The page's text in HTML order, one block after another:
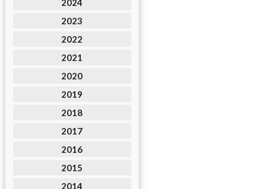
2024
2023
2022
2021
2020
2019
2018
2017
2016
2015
2014